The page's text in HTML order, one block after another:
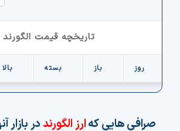
تاریخچه قیمت الگورند
روز باز بسته بالا
صرافی هایی کهارز الگورنددر